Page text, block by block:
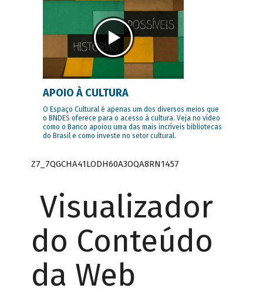
APOIO À CULTURA
O Espaço Cultural é apenas um dos diversos meios que
o BNDES oferece para o acesso à cultura. Veja no vídeo
como o Banco apoiou uma das mais incríveis bibliotecas
do Brasil e como investe no setor cultural.
Z7_7QGCHA41LODH60A3OQA8RN1457
Visualizador
do Conteúdo
da Web